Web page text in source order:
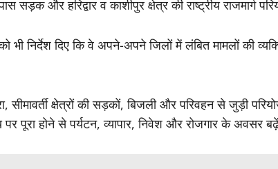
सड़क और हरिद्वार व काशीपुर क्षेत्र की राष्ट्रीय राजमार्ग
भी निर्देश दिए कि वे अपने-अपने जिलों में लंबित मामलों की
सीमावर्ती क्षेत्रों की सड़कों, बिजली और परिवहन से जुड़ी
पूरा होने से पर्यटन, व्यापार, निवेश और रोजगार के अवसर